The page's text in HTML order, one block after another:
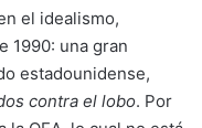
el idealismo,
1990: una gran
estadounidense,
contra el lobo. Por